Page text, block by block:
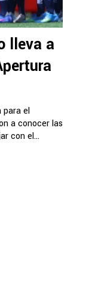
lleva a
para el
a conocer las
con el...